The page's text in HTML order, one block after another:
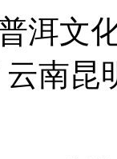
洱文
南昆